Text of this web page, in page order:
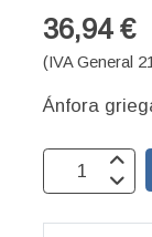
36,94 €
(IVA General
Ánfora